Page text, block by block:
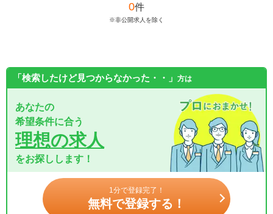
0件
※非公開求人を除く
「検索したけど見つからなかった・・」 方は
あなたの
希望条件に合う
理想の求人
をお探しします！
1分で登録完了！
無料で登録する！